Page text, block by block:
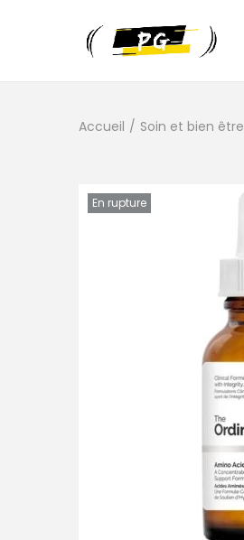
Accueil / Soin et bien être
En rupture